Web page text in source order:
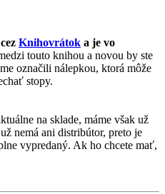
Knihovrátok a je vo
touto knihou a novou by ste
označili nálepkou, ktorá môže
stopy.
na sklade, máme však už
nemá ani distribútor, preto je
vypredaný. Ak ho chcete mať,